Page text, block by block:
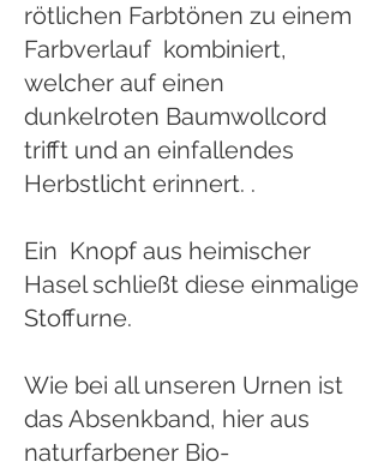
rötlichen Farbtönen zu einem
Farbverlauf kombiniert,
welcher auf einen
dunkelroten Baumwollcord
trifft und an einfallendes
Herbstlicht erinnert. .
Ein Knopf aus heimischer
Hasel schließt diese einmalige
Stoffurne.
Wie bei all unseren Urnen ist
das Absenkband, hier aus
naturfarbener Bio-